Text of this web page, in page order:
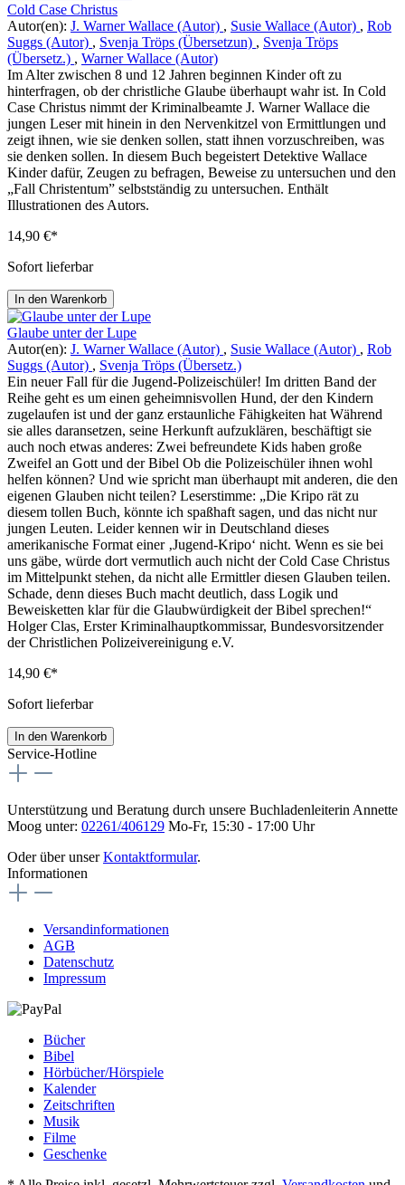
Cold Case Christus
Autor(en): J. Warner Wallace (Autor) , Susie Wallace (Autor) , Rob
Suggs (Autor) , Svenja Tröps (Übersetzun) , Svenja Tröps
(Übersetz.) , Warner Wallace (Autor)
Im Alter zwischen 8 und 12 Jahren beginnen Kinder oft zu
hinterfragen, ob der christliche Glaube überhaupt wahr ist. In Cold
Case Christus nimmt der Kriminalbeamte J. Warner Wallace die
jungen Leser mit hinein in den Nervenkitzel von Ermittlungen und
zeigt ihnen, wie sie denken sollen, statt ihnen vorzuschreiben, was
sie denken sollen. In diesem Buch begeistert Detektive Wallace
Kinder dafür, Zeugen zu befragen, Beweise zu untersuchen und den
„Fall Christentum” selbstständig zu untersuchen. Enthält
Illustrationen des Autors.
14,90 €*
Sofort lieferbar
In den Warenkorb
Glaube unter der Lupe
Autor(en): J. Warner Wallace (Autor) , Susie Wallace (Autor) , Rob
Suggs (Autor) , Svenja Tröps (Übersetz.)
Ein neuer Fall für die Jugend-Polizeischüler! Im dritten Band der
Reihe geht es um einen geheimnisvollen Hund, der den Kindern
zugelaufen ist und der ganz erstaunliche Fähigkeiten hat Während
sie alles daransetzen, seine Herkunft aufzuklären, beschäftigt sie
auch noch etwas anderes: Zwei befreundete Kids haben große
Zweifel an Gott und der Bibel Ob die Polizeischüler ihnen wohl
helfen können? Und wie spricht man überhaupt mit anderen, die den
eigenen Glauben nicht teilen? Leserstimme: „Die Kripo rät zu
diesem tollen Buch, könnte ich spaßhaft sagen, und das nicht nur
jungen Leuten. Leider kennen wir in Deutschland dieses
amerikanische Format einer ‚Jugend-Kripo‘ nicht. Wenn es sie bei
uns gäbe, würde dort vermutlich auch nicht der Cold Case Christus
im Mittelpunkt stehen, da nicht alle Ermittler diesen Glauben teilen.
Schade, denn dieses Buch macht deutlich, dass Logik und
Beweisketten klar für die Glaubwürdigkeit der Bibel sprechen!“
Holger Clas, Erster Kriminalhauptkommissar, Bundesvorsitzender
der Christlichen Polizeivereinigung e.V.
14,90 €*
Sofort lieferbar
In den Warenkorb
Service-Hotline
Unterstützung und Beratung durch unsere Buchladenleiterin Annette
Moog unter: 02261/406129 Mo-Fr, 15:30 - 17:00 Uhr
Oder über unserKontaktformular.
Informationen
Versandinformationen
AGB
Datenschutz
Impressum
Bücher
Bibel
Hörbücher/Hörspiele
Kalender
Zeitschriften
Musik
Filme
Geschenke